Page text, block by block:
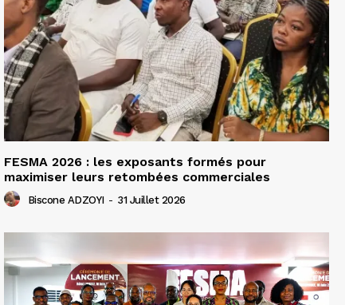
FESMA 2026 : les exposants formés pour
maximiser leurs retombées commerciales
Biscone ADZOYI - 31 Juillet 2026